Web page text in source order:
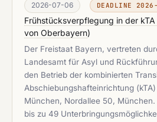
2026-07-06 DEADLINE
Frühstücksverpflegung in der
von Oberbayern)
Der Freistaat Bayern, vertreten
Landesamt für Asyl und
den Betrieb der kombinierten
Abschiebungshafteinrichtung
München, Nordallee 50, München.
bis zu 49